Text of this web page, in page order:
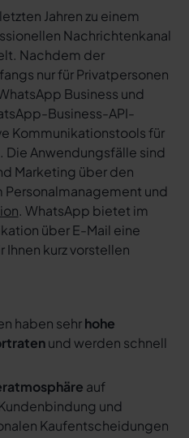
Jahren zu einem
Nachrichtenkanal
Nachdem der
nur für Privatpersonen
Business und
Business-API-
Kommunikationstools für
Anwendungsfälle sind
Marketing über den
Personalmanagement und
. WhatsApp bietet im
über E-Mail eine
Ihnen kurz vorstellen
haben sehrhohe
und werden schnell
auf
und
Kaufentscheidungen